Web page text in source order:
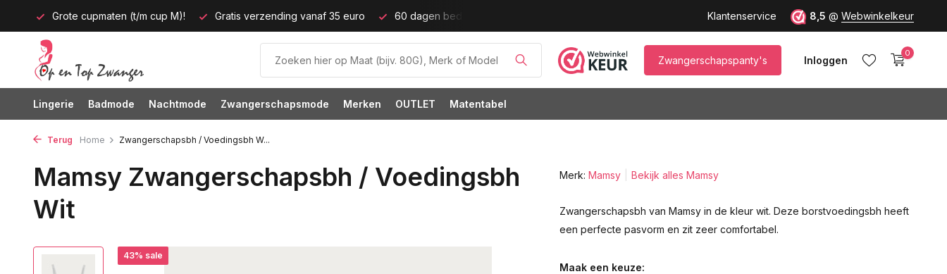
Grote cupmaten (t/m cup M)! Gratis verzending vanaf 35 euro 60 dagen bedenktijd! Klantenservice 8,5 @ Webwinkelkeur
Zwangerschapspanty's Inloggen
0
Lingerie Badmode Nachtmode Zwangerschapsmode Merken OUTLET Matentabel
Terug Home Zwangerschapsbh / Voedingsbh W...
Mamsy Zwangerschapsbh / Voedingsbh
Wit
43% sale
Merk: Mamsy Bekijk alles Mamsy
Zwangerschapsbh van Mamsy in de kleur wit. Deze borstvoedingsbh heeft
een perfecte pasvorm en zit zeer comfortabel.
Maak een keuze: